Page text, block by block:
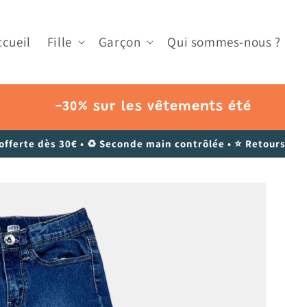
Fille Garçon Qui sommes-nous ?
-30% sur les vêtements été
dès 30€ • ♻️ Seconde main contrôlée • ⭐